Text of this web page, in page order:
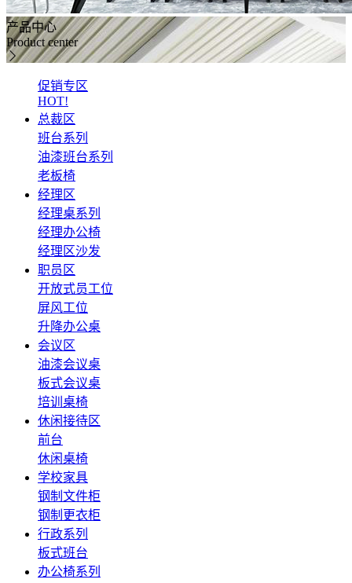
产品中心
Product center
促销专区
HOT!
总裁区
班台系列
油漆班台系列
老板椅
经理区
经理桌系列
经理办公椅
经理区沙发
职员区
开放式员工位
屏风工位
升降办公桌
会议区
油漆会议桌
板式会议桌
培训桌椅
休闲接待区
前台
休闲桌椅
学校家具
钢制文件柜
钢制更衣柜
行政系列
板式班台
办公椅系列